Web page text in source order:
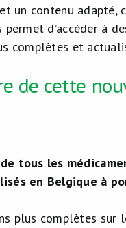
un contenu adapté,
d’accéder à
complètes et
de cette
tous les
en Belgique à
plus complètes sur